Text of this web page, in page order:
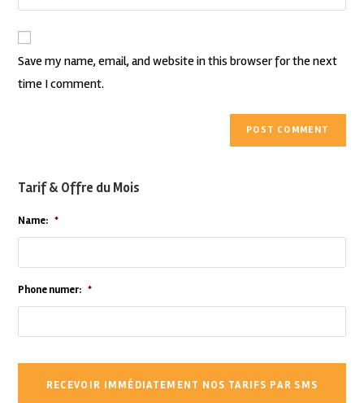
Save my name, email, and website in this browser for the next
time I comment.
Tarif & Offre du Mois
Name: *
Phone numer: *